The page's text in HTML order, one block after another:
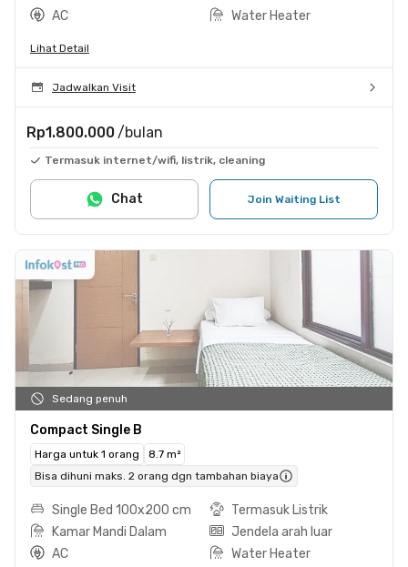
AC
Water Heater
Lihat Detail
Jadwalkan Visit
Rp1.800.000 /bulan
Termasuk internet/wifi, listrik, cleaning
Join Waiting List
Chat
Sedang penuh
Compact Single B
Harga untuk 1 orang
8.7 m²
Bisa dihuni maks. 2 orang dgn tambahan biaya
Single Bed 100x200 cm
Termasuk Listrik
Kamar Mandi Dalam
Jendela arah luar
AC
Water Heater